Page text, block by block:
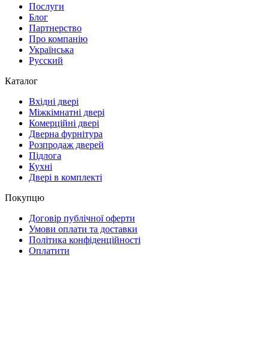
Послуги
Блог
Партнерство
Про компанію
Українська
Русский
Каталог
Вхідні двері
Міжкімнатні двері
Комерційні двері
Дверна фурнітура
Розпродаж дверей
Підлога
Кухні
Двері в комплекті
Покупцю
Договір публічної оферти
Умови оплати та доставки
Політика конфіденційності
Оплатити